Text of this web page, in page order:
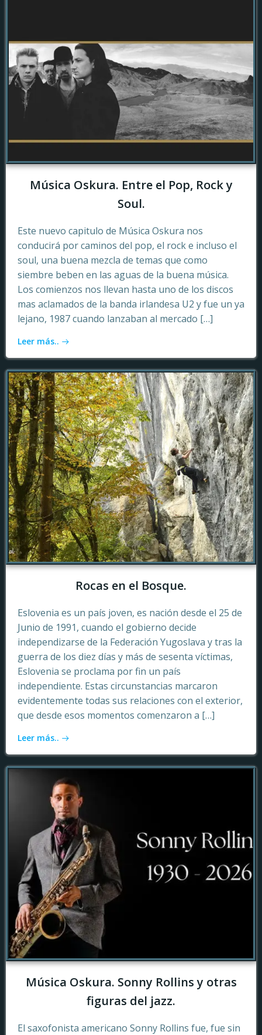
Música Oskura. Entre el Pop, Rock y
Soul.
Este nuevo capitulo de Música Oskura nos
conducirá por caminos del pop, el rock e incluso el
soul, una buena mezcla de temas que como
siembre beben en las aguas de la buena música.
Los comienzos nos llevan hasta uno de los discos
mas aclamados de la banda irlandesa U2 y fue un ya
lejano, 1987 cuando lanzaban al mercado […]
Leer más..
Rocas en el Bosque.
Eslovenia es un país joven, es nación desde el 25 de
Junio de 1991, cuando el gobierno decide
independizarse de la Federación Yugoslava y tras la
guerra de los diez días y más de sesenta víctimas,
Eslovenia se proclama por fin un país
independiente. Estas circunstancias marcaron
evidentemente todas sus relaciones con el exterior,
que desde esos momentos comenzaron a […]
Leer más..
Música Oskura. Sonny Rollins y otras
figuras del jazz.
El saxofonista americano Sonny Rollins fue, fue sin